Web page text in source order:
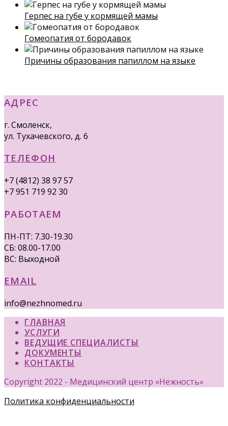
Герпес на губе у кормящей мамы
Гомеопатия от бородавок
Причины образования папиллом на языке
АДРЕС
г. Смоленск,
ул. Тухачевского, д. 6
ТЕЛЕФОН
+7 (4812) 38 97 57
+7 951 719 92 30
РАБОТАЕМ
ПН-ПТ: 7.30-19.30
СБ: 08.00-17.00
ВС: Выходной
EMAIL
info@nezhnomed.ru
ГЛАВНАЯ
УСЛУГИ
ВЕДУЩИЕ СПЕЦИАЛИСТЫ
ДОКУМЕНТЫ
КОНТАКТЫ
Copyright 2022 - Медицинский центр «Нежность»
Политика конфиденциальности